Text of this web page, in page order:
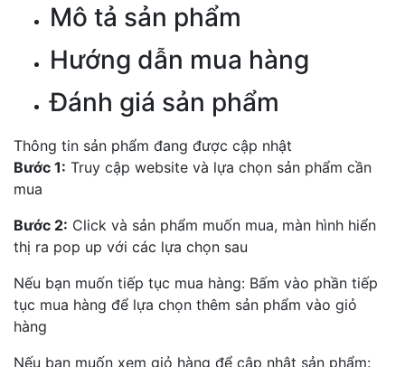
Mô tả sản phẩm
Hướng dẫn mua hàng
Đánh giá sản phẩm
Thông tin sản phẩm đang được cập nhật
Bước 1: Truy cập website và lựa chọn sản phẩm cần
mua
Bước 2: Click và sản phẩm muốn mua, màn hình hiển
thị ra pop up với các lựa chọn sau
Nếu bạn muốn tiếp tục mua hàng: Bấm vào phần tiếp
tục mua hàng để lựa chọn thêm sản phẩm vào giỏ
hàng
Nếu bạn muốn xem giỏ hàng để cập nhật sản phẩm: